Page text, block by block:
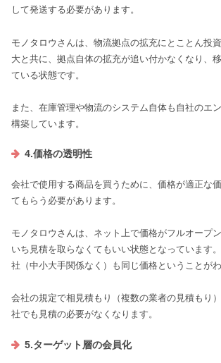
して発送する必要があります。
モノタロウさんは、物流拠点の拡充にとことん投
大と共に、拠点自体の拡充が追い付かなくなり、
ている状態です。
また、在庫管理や物流のシステム自体も自社のエ
構築しています。
4.価格の透明性
会社で使用する商品を買うために、価格が適正な
てもらう必要があります。
モノタロウさんは、ネット上で価格がフルオープ
いち見積を取らなくてもいい状態となっています
社（中小大手関係なく）も同じ価格ということがわ
会社の規定で相見積もり（複数の業者の見積もり
社でも見積の必要がなくなります。
5.ターゲット層の会員化